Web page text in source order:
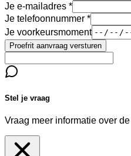
Je e-mailadres
Je telefoonnummer
Je voorkeursmoment
Proefrit aanvraag versturen
Stel je vraag
Vraag meer informatie over de